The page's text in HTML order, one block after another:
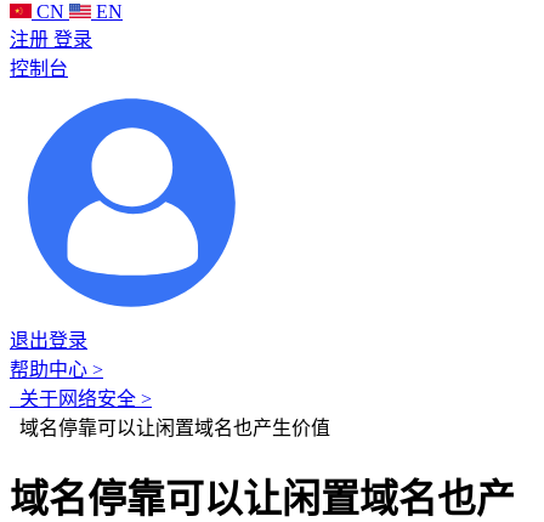
CN
EN
注册 登录
控制台
退出登录
帮助中心 >
关于网络安全 >
域名停靠可以让闲置域名也产生价值
域名停靠可以让闲置域名也产